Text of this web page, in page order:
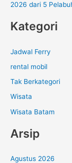
2026 dari 5
Kategori
Jadwal Ferry
rental mobil
Tak Berkategori
Wisata
Wisata Batam
Arsip
Agustus 2026